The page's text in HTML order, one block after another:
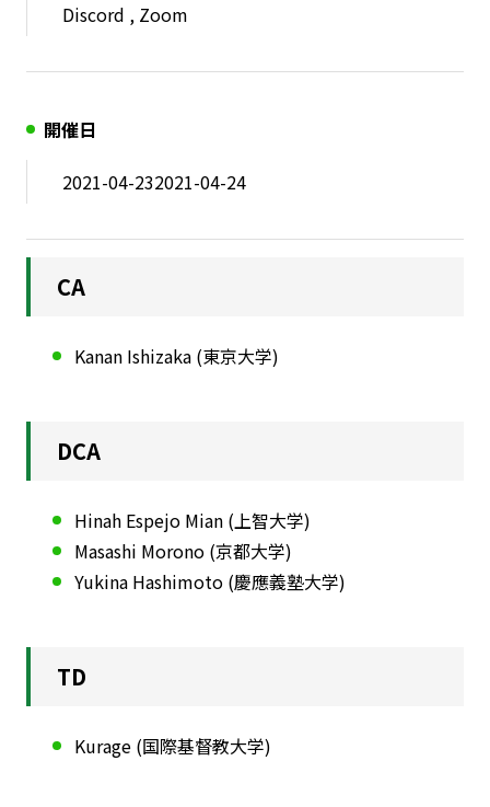
Discord , Zoom
開催日
2021-04-232021-04-24
CA
Kanan Ishizaka (東京大学)
DCA
Hinah Espejo Mian (上智大学)
Masashi Morono (京都大学)
Yukina Hashimoto (慶應義塾大学)
TD
Kurage (国際基督教大学)